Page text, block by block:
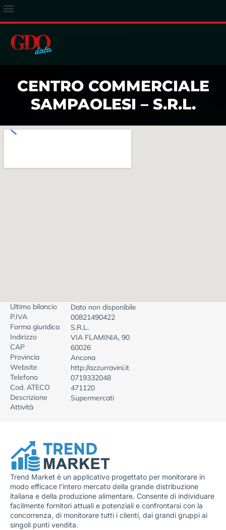
CENTRO COMMERCIALE
SAMPAOLESI – S.R.L.
Ultimo bilancio
Dato non disponibile
P.IVA
00821490422
Forma giuridica
S.R.L.
Indirizzo
VIA FLAMINIA, 90
CAP
60026
Provincia
Ancona
Website
http://azzurravini.it
Telefono
0719332048
Cod. ATECO
471120
Descrizione
Attività
Supermercati
Trend Market è un applicativo progettato per monitorare in
modo efficace l’intero mercato della grande distribuzione
italiana e della produzione alimentare. Consente di individuare
facilmente fornitori attuali e potenziali e confrontarsi con la
concorrenza, di monitorare tutti i clienti, dai grandi gruppi ai
singoli punti vendita.